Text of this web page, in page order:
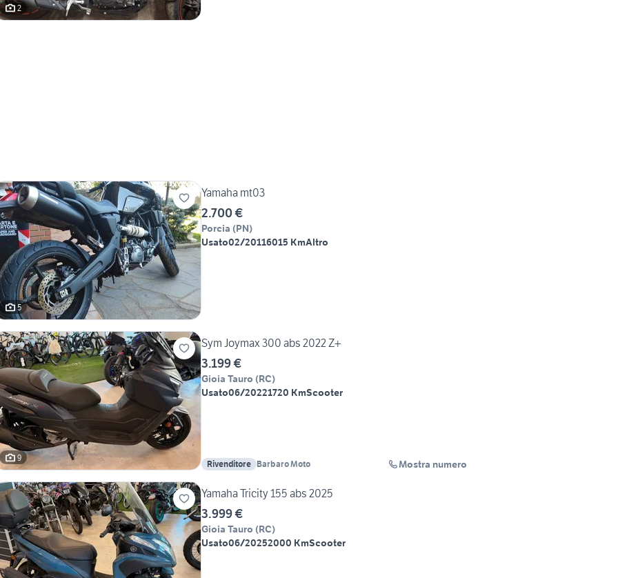
2
5
Yamaha mt03
2.700 €
Porcia (PN)
Usato02/20116015 KmAltro
9
Sym Joymax 300 abs 2022 Z+
3.199 €
Gioia Tauro (RC)
Usato06/20221720 KmScooter
Rivenditore Barbaro Moto Mostra numero
Yamaha Tricity 155 abs 2025
3.999 €
Gioia Tauro (RC)
Usato06/20252000 KmScooter